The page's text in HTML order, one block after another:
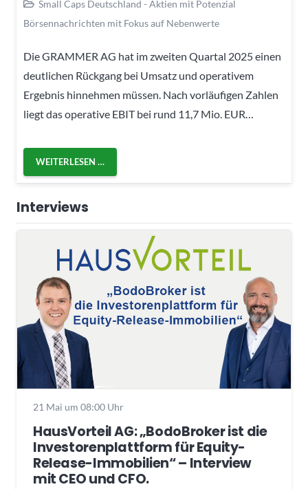
Small Caps Deutschland - Aktien mit Potenzial
Börsennachrichten mit Fokus auf Nebenwerte
Die GRAMMER AG hat im zweiten Quartal 2025 einen
deutlichen Rückgang bei Umsatz und operativem
Ergebnis hinnehmen müssen. Nach vorläufigen Zahlen
liegt das operative EBIT bei rund 11,7 Mio. EUR…
WEITERLESEN …
Interviews
21 Mai um 08:00 Uhr
HausVorteil AG: „BodoBroker ist die
Investorenplattform für Equity-
Release-Immobilien“ – Interview
mit CEO und CFO.